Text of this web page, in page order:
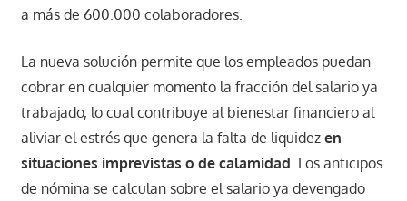
a más de 600.000 colaboradores.
La nueva solución permite que los empleados puedan
cobrar en cualquier momento la fracción del salario ya
trabajado, lo cual contribuye al bienestar financiero al
aliviar el estrés que genera la falta de liquidez en
situaciones imprevistas o de calamidad. Los anticipos
de nómina se calculan sobre el salario ya devengado